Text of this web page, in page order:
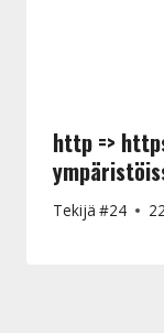
http =>
Tekijä #24